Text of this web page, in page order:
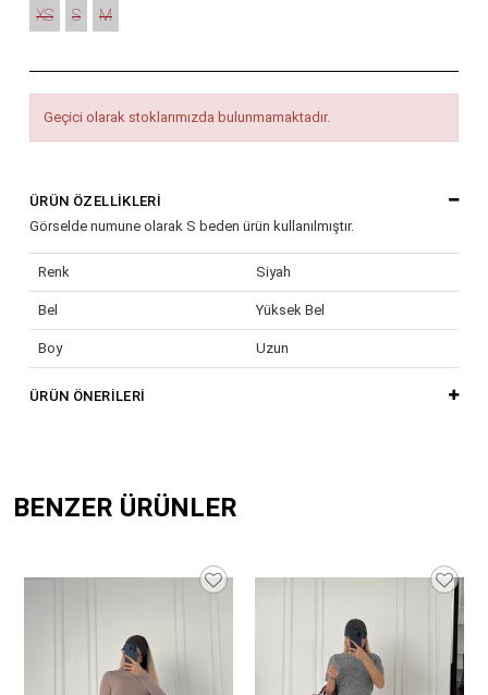
XS S M
Geçici olarak stoklarımızda bulunmamaktadır.
ÜRÜN ÖZELLIKLERI
Görselde numune olarak S beden ürün kullanılmıştır.
Renk Siyah
Bel Yüksek Bel
Boy Uzun
Kumaş Tipi
ÜRÜN ÖNERILERI
BENZER ÜRÜNLER